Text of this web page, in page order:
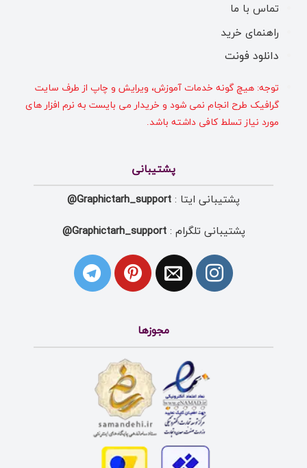
تماس با ما
راهنمای خرید
دانلود فونت
توجه: هیچ گونه خدمات آموزش، ویرایش و چاپ از طرف سایت
گرافیک طرح انجام نمی شود و خریدار می بایست به نرم افزار های
مورد نیاز تسلط کافی داشته باشد.
پشتیبانی
پشتیبانی ایتا : Graphictarh_support@
پشتیبانی تلگرام :Graphictarh_support@
مجوزها